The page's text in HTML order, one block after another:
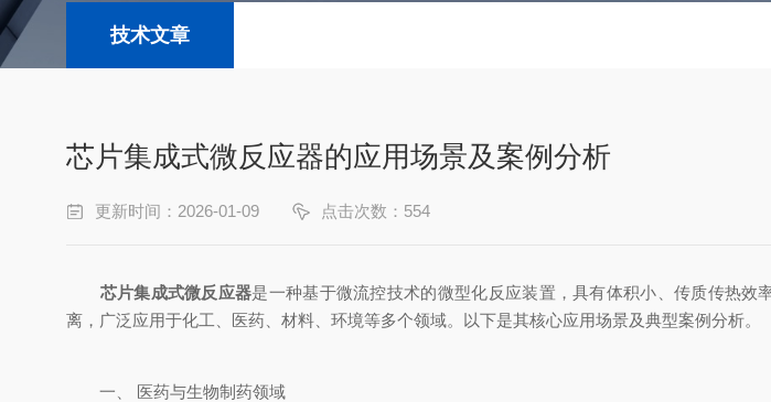
技术文章
芯片集成式微反应器的应用场景及案例分析
更新时间：2026-01-09 点击次数：554
芯片集成式微反应器是一种基于微流控技术的微型化反应装置，具有体积小、传质传热
离，广泛应用于化工、医药、材料、环境等多个领域。以下是其核心应用场景及典型案例分析。
一、 医药与生物制药领域